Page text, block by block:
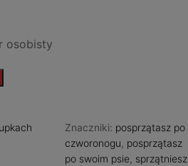
osobisty
Znaczniki: posprzątasz po
czworonogu, posprzątasz
po swoim psie, sprzątniesz